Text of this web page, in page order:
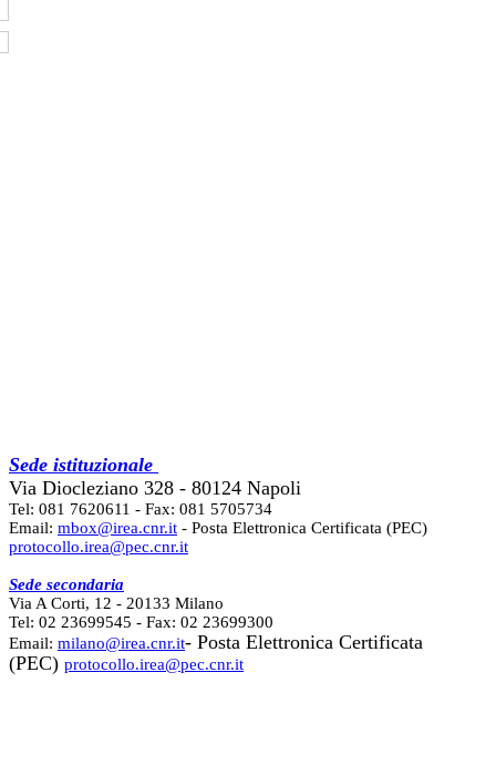
Sede istituzionale
Via Diocleziano 328 - 80124 Napoli
Tel: 081 7620611 - Fax: 081 5705734
Email: mbox@irea.cnr.it - Posta Elettronica Certificata (PEC)
protocollo.irea@pec.cnr.it
Sede secondaria
Via A Corti, 12 - 20133 Milano
Tel: 02 23699545 - Fax: 02 23699300
Email: milano@irea.cnr.it- Posta Elettronica Certificata
(PEC) protocollo.irea@pec.cnr.it